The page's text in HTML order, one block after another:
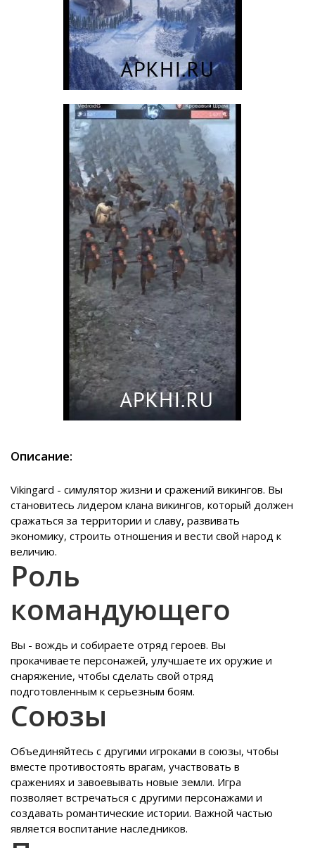
Описание:
Vikingard - симулятор жизни и сражений викингов. Вы
становитесь лидером клана викингов, который должен
сражаться за территории и славу, развивать
экономику, строить отношения и вести свой народ к
величию.
Роль
командующего
Вы - вождь и собираете отряд героев. Вы
прокачиваете персонажей, улучшаете их оружие и
снаряжение, чтобы сделать свой отряд
подготовленным к серьезным боям.
Союзы
Объединяйтесь с другими игроками в союзы, чтобы
вместе противостоять врагам, участвовать в
сражениях и завоевывать новые земли. Игра
позволяет встречаться с другими персонажами и
создавать романтические истории. Важной частью
является воспитание наследников.